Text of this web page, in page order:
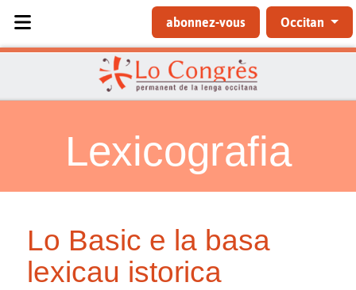
abonnez-vous Occitan
Lexicografia
Lo Basic e la basa
lexicau istorica